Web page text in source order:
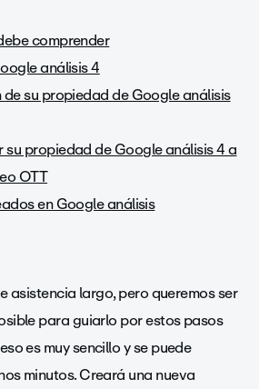
comprender
análisis 4
su propiedad de Google análisis
propiedad de Google análisis 4 a
OTT
en Google análisis
asistencia largo, pero queremos ser
para guiarlo por estos pasos
es muy sencillo y se puede
minutos. Creará una nueva